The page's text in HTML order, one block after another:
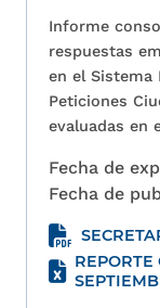
Informe
respuestas
en el Sistema
Peticiones
evaluadas en
Fecha de
Fecha de
REPORTE